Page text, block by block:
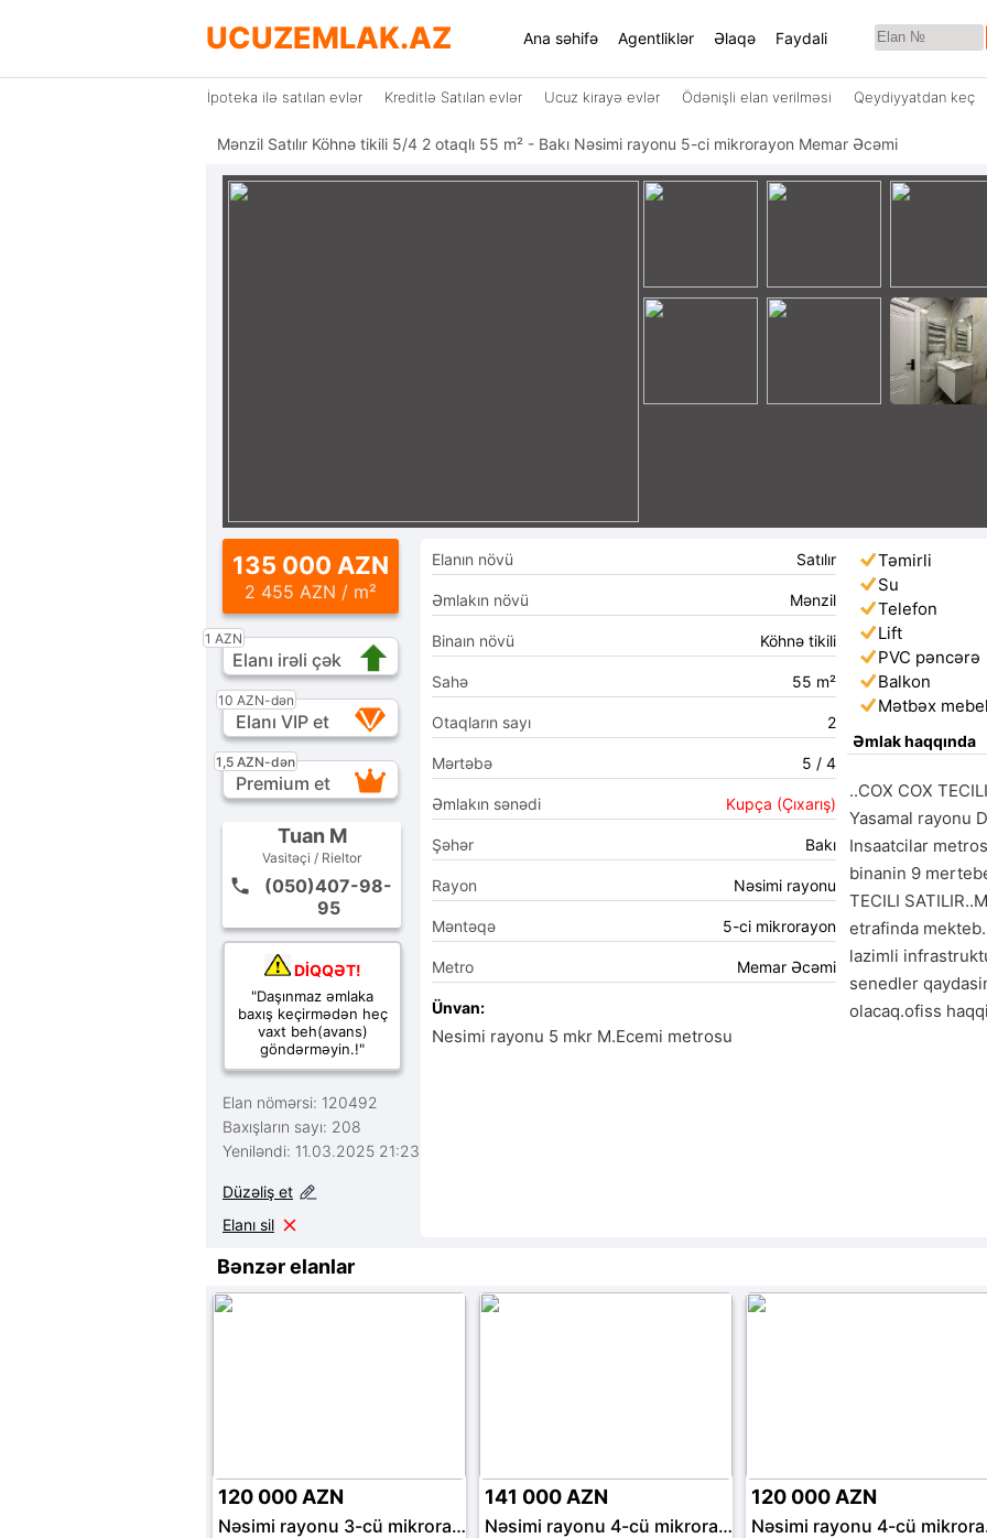
UCUZEMLAK.AZ Ana səhifə Agentliklər Əlaqə Faydali
İpoteka ilə satılan evlər Kreditlə Satılan evlər Ucuz kirayə evlər Ödənişli elan verilməsi Qeydiyyatdan keç
Mənzil Satılır Köhnə tikili 5/4 2 otaqlı 55 m² - Bakı Nəsimi rayonu 5-ci mikrorayon Memar Əcəmi
135 000 AZN
2 455 AZN / m²
1 AZN
Elanı irəli çək
10 AZN-dən
Elanı VIP et
1,5 AZN-dən
Premium et
Tuan M
Vasitəçi / Rieltor
(050)407-98-
95
DİQQƏT!
"Daşınmaz əmlaka
baxış keçirmədən heç
vaxt beh(avans)
göndərməyin.!"
Elan nömərsi: 120492
Baxışların sayı: 208
Yeniləndi: 11.03.2025 21:23
Düzəliş et
Elanı sil
Elanın növü Satılır
Əmlakın növü Mənzil
Binaın növü Köhnə tikili
Sahə 55 m²
Otaqların sayı 2
Mərtəbə 5 / 4
Əmlakın sənədi Kupça (Çıxarış)
Şəhər Bakı
Rayon Nəsimi rayonu
Məntəqə 5-ci mikrorayon
Metro Memar Əcəmi
Ünvan:
Nesimi rayonu 5 mkr M.Ecemi metrosu
Təmirli
Su
Telefon
Lift
PVC pəncərə
Balkon
Mətbəx
Əmlak haqqında
..COX COX
Yasamal rayonu
Insaatcilar
binanin 9
TECILI
etrafinda
lazimli
senedler
olacaq.ofiss
Bənzər elanlar
120 000 AZN
Nəsimi rayonu 3-cü mikrorayon
141 000 AZN
Nəsimi rayonu 4-cü mikrorayon
120 000 AZN